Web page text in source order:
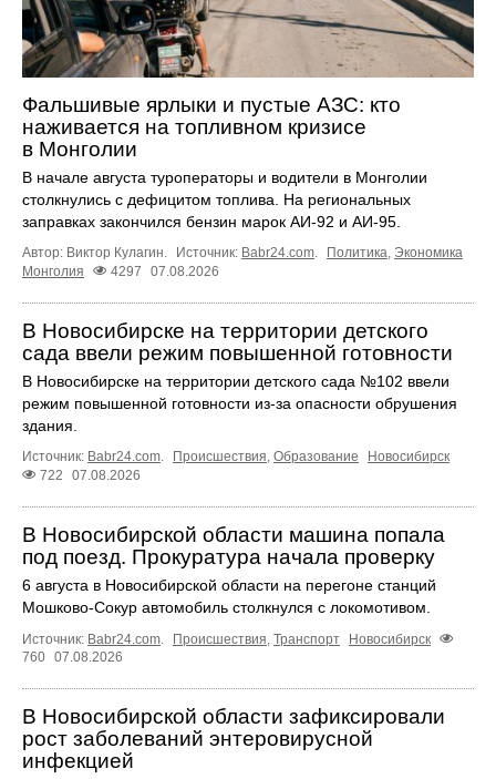
Фальшивые ярлыки и пустые АЗС: кто
наживается на топливном кризисе
в Монголии
В начале августа туроператоры и водители в Монголии
столкнулись с дефицитом топлива. На региональных
заправках закончился бензин марок АИ-92 и АИ-95.
Автор: Виктор Кулагин. Источник: Babr24.com Политика Экономика
Монголия
4297 07.08.2026
В Новосибирске на территории детского
сада ввели режим повышенной готовности
В Новосибирске на территории детского сада №102 ввели
режим повышенной готовности из-за опасности обрушения
здания.
Источник: Babr24.com. Происшествия, Образование
Новосибирск
722
07.08.2026
В Новосибирской области машина попала
под поезд. Прокуратура начала проверку
6 августа в Новосибирской области на перегоне станций
Мошково-Сокур автомобиль столкнулся с локомотивом.
Источник: Babr24.com. Происшествия, Транспорт
Новосибирск
760 07.08.2026
В Новосибирской области зафиксировали
рост заболеваний энтеровирусной
инфекцией